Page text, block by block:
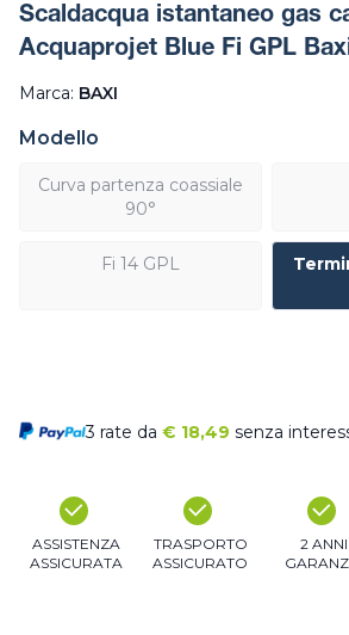
Scaldacqua istantaneo gas
Acquaprojet Blue Fi GPL
Marca: BAXI
Modello
Curva partenza coassiale
90°
Fi 14 GPL
3 rate da € 18,49 senza
ASSISTENZA
ASSICURATA
TRASPORTO
ASSICURATO
2 ANNI